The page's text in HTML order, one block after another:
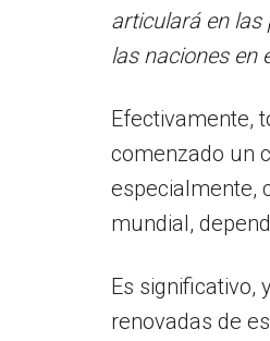
articulará en las
las naciones en
Efectivamente,
comenzado un
especialmente,
mundial,
Es significativo,
renovadas de